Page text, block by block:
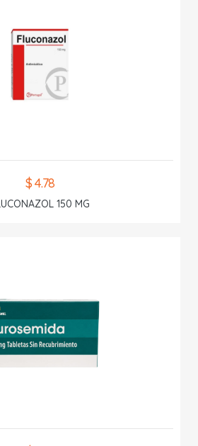
$ 4.78
150 MG